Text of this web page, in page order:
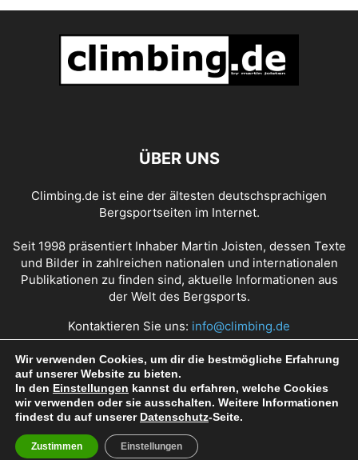
ÜBER UNS
Climbing.de ist eine der ältesten deutschsprachigen
Bergsportseiten im Internet.
Seit 1998 präsentiert Inhaber Martin Joisten, dessen Texte
und Bilder in zahlreichen nationalen und internationalen
Publikationen zu finden sind, aktuelle Informationen aus
der Welt des Bergsports.
Kontaktieren Sie uns: info@climbing.de
Über Climbing.de RSS Feed Mediadaten
Nutzungsbedingungen Datenschutz Impressum
© Copyright 1998 - 2022 Climbing.de by Martin Joisten
Wir verwenden Cookies, um dir die bestmögliche Erfahrung
auf unserer Website zu bieten.
In den Einstellungen kannst du erfahren, welche Cookies
wir verwenden oder sie ausschalten. Weitere Informationen
findest du auf unserer Datenschutz-Seite.
Zustimmen Einstellungen